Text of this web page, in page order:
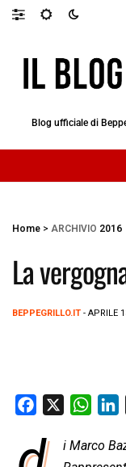
Blog ufficiale di
Home > ARCHIVIO 2016
La
BEPPEGRILLO.IT - APRILE
c
W
a
n
i Marco